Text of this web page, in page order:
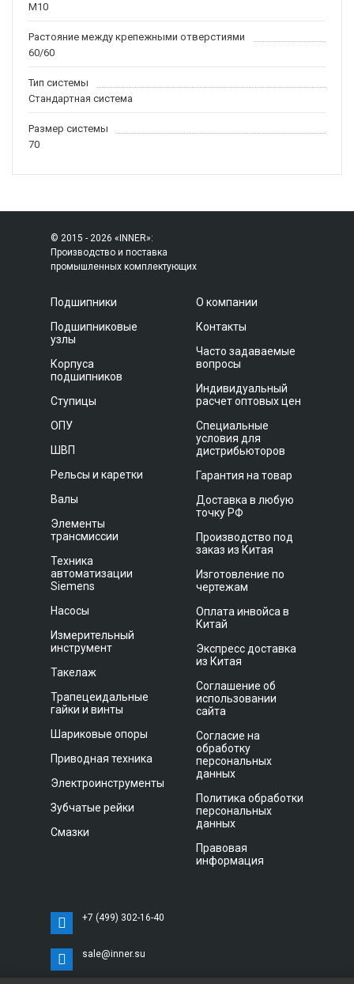
M10
Растояние между крепежными отверстиями
60/60
Тип системы
Стандартная система
Размер системы
70
© 2015 - 2026 «INNER»:
Производство и поставка
промышленных комплектующих
Подшипники
Подшипниковые
узлы
Корпуса
подшипников
Ступицы
ОПУ
ШВП
Рельсы и каретки
Валы
Элементы
трансмиссии
Техника
автоматизации
Siemens
Насосы
Измерительный
инструмент
Такелаж
Трапецеидальные
гайки и винты
Шариковые опоры
Приводная техника
Электроинструменты
Зубчатые рейки
Смазки
О компании
Контакты
Часто задаваемые
вопросы
Индивидуальный
расчет оптовых цен
Специальные
условия для
дистрибьюторов
Гарантия на товар
Доставка в любую
точку РФ
Производство под
заказ из Китая
Изготовление по
чертежам
Оплата инвойса в
Китай
Экспресс доставка
из Китая
Соглашение об
использовании
сайта
Согласие на
обработку
персональных
данных
Политика обработки
персональных
данных
Правовая
информация
+7 (499) 302-16-40
sale@inner.su